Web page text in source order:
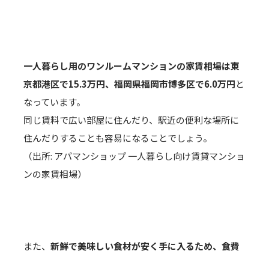
一人暮らし用のワンルームマンションの家賃相場は東
京都港区で15.3万円、福岡県福岡市博多区で6.0万円と
なっています。
同じ賃料で広い部屋に住んだり、駅近の便利な場所に
住んだりすることも容易になることでしょう。
（出所: アパマンショップ 一人暮らし向け賃貸マンショ
ンの家賃相場）
また、 新鮮で美味しい食材が安く手に入るため、食費